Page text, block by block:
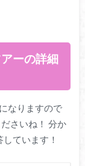
ーの詳細
なりますので
さいね！ 分か
ています！